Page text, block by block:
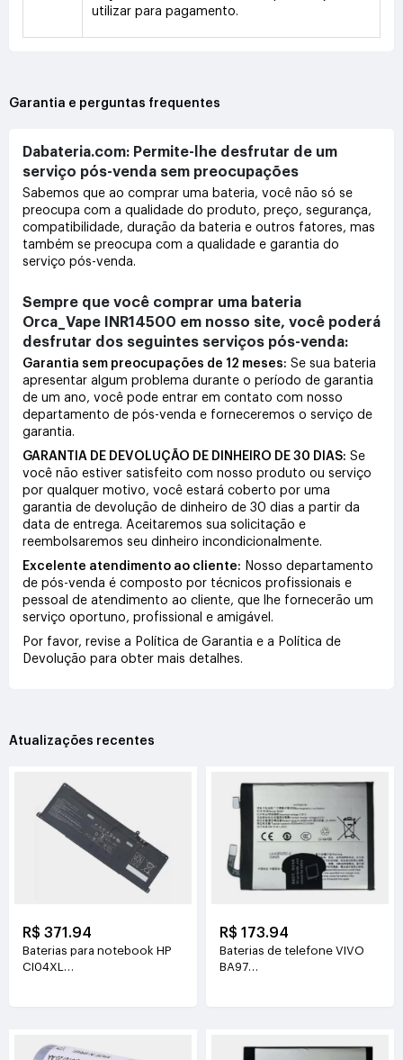
utilizar para pagamento.
Garantia e perguntas frequentes
Dabateria.com: Permite-lhe desfrutar de um
serviço pós-venda sem preocupações
Sabemos que ao comprar uma bateria, você não só se
preocupa com a qualidade do produto, preço, segurança,
compatibilidade, duração da bateria e outros fatores, mas
também se preocupa com a qualidade e garantia do
serviço pós-venda.
Sempre que você comprar uma bateria
Orca_Vape INR14500 em nosso site, você poderá
desfrutar dos seguintes serviços pós-venda:
Garantia sem preocupações de 12 meses: Se sua bateria
apresentar algum problema durante o período de garantia
de um ano, você pode entrar em contato com nosso
departamento de pós-venda e forneceremos o serviço de
garantia.
GARANTIA DE DEVOLUÇÃO DE DINHEIRO DE 30 DIAS: Se
você não estiver satisfeito com nosso produto ou serviço
por qualquer motivo, você estará coberto por uma
garantia de devolução de dinheiro de 30 dias a partir da
data de entrega. Aceitaremos sua solicitação e
reembolsaremos seu dinheiro incondicionalmente.
Excelente atendimento ao cliente: Nosso departamento
de pós-venda é composto por técnicos profissionais e
pessoal de atendimento ao cliente, que lhe fornecerão um
serviço oportuno, profissional e amigável.
Por favor, revise a Política de Garantia e a Política de
Devolução para obter mais detalhes.
Atualizações recentes
R$ 371.94
Baterias para notebook HP
CI04XL
R$ 173.94
Baterias de telefone VIVO
BA97